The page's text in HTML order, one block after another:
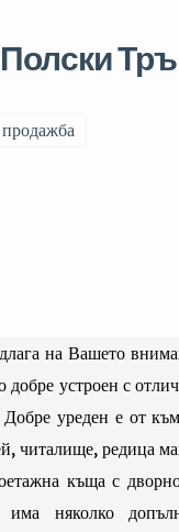
на Вашето
устроен с
уреден е от
читалище, редица
къща с
няколко